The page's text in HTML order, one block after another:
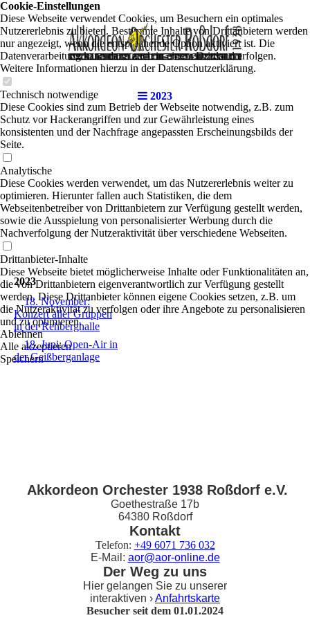
2023
2023
18. November:
Konzert aller Gruppen
in der Rehberghalle
18. Juni: Open-Air in
der Geißberganlage
Akkordeon Orchester 1938 Roßdorf e.V.
Goethestraße 17b
64380 Roßdorf
Kontakt
Telefon: +49 6071 736 032
E-Mail: aor@aor-online.de
Der Weg zu uns
Hier gelangen Sie zu unserer
interaktiven ›Anfahrtskarte
Besucher seit dem 01.01.2024
Cookie-Einstellungen
Diese Webseite verwendet Cookies, um Besuchern ein optimales
Nutzererlebnis zu bieten. Bestimmte Inhalte von Drittanbietern werden
nur angezeigt, wenn die entsprechende Option aktiviert ist. Die
Datenverarbeitung kann dann auch in einem Drittland erfolgen.
Weitere Informationen hierzu in der Datenschutzerklärung.
Technisch notwendige
Diese Cookies sind zum Betrieb der Webseite notwendig, z.B. zum
Schutz vor Hackerangriffen und zur Gewährleistung eines
konsistenten und der Nachfrage angepassten Erscheinungsbilds der
Seite.
Analytische
Diese Cookies werden verwendet, um das Nutzererlebnis weiter zu
optimieren. Hierunter fallen auch Statistiken, die dem
Webseitenbetreiber von Drittanbietern zur Verfügung gestellt werden,
sowie die Ausspielung von personalisierter Werbung durch die
Nachverfolgung der Nutzeraktivität über verschiedene Webseiten.
Drittanbieter-Inhalte
Diese Webseite bietet möglicherweise Inhalte oder Funktionalitäten an,
die von Drittanbietern eigenverantwortlich zur Verfügung gestellt
werden. Diese Drittanbieter können eigene Cookies setzen, z.B. um
die Nutzeraktivität zu verfolgen oder ihre Angebote zu personalisieren
und zu optimieren.
Ablehnen
Alle akzeptieren
Speichern